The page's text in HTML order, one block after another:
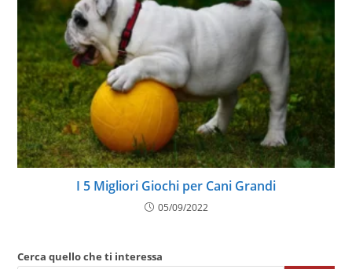
I 5 Migliori Giochi per Cani Grandi
05/09/2022
Cerca quello che ti interessa